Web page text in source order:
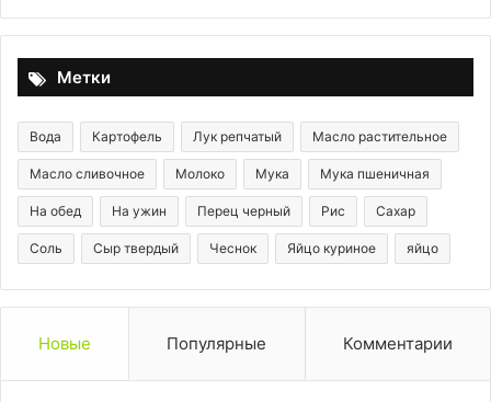
Метки
Вода Картофель Лук репчатый Масло растительное
Масло сливочное Молоко Мука Мука пшеничная
На обед На ужин Перец черный Рис Сахар
Соль Сыр твердый Чеснок Яйцо куриное яйцо
Новые Популярные Комментарии